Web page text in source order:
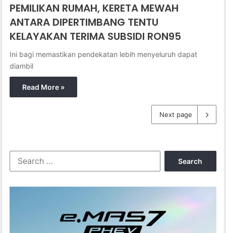
PEMILIKAN RUMAH, KERETA MEWAH
ANTARA DIPERTIMBANG TENTU
KELAYAKAN TERIMA SUBSIDI RON95
Ini bagi memastikan pendekatan lebih menyeluruh dapat
diambil
Read More »
Next page
r
f